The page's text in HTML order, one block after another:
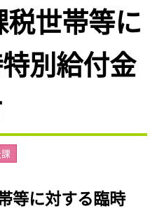
世帯等に
別給付金
等に対する臨時